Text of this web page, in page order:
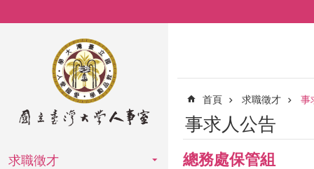
求職徵才
首頁 求職徵才 事
事求人公告
總務處保管組